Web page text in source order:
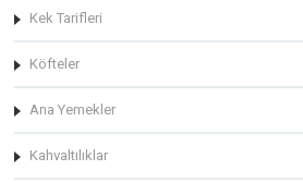
Kek Tarifleri
Köfteler
Ana Yemekler
Kahvaltılıklar